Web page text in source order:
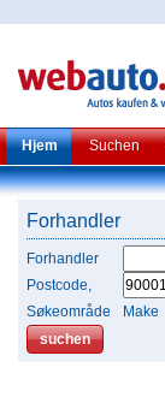
Hjem Suchen
Forhandler
Forhandler
Postcode,
Søkeområde
Make